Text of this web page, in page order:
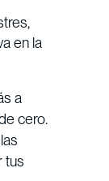
en la
a
cero.
tus